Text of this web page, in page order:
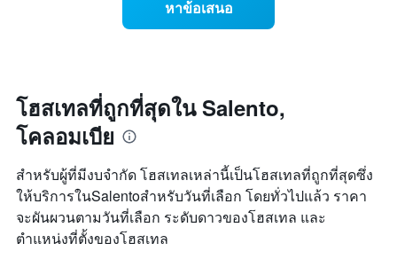
แกน
ดง
เฉลี่ย
ของ
ห้อง
พัก
วัน
ที่
เข้า
พัก
แผนภูมิ
มี
แกน
X
1
หาข้อเสนอ
โฮสเทลที่ถูกที่สุดใน Salento,
โคลอมเบีย
สำหรับผู้ที่มีงบจำกัด โฮสเทลเหล่านี้เป็นโฮสเทลที่ถูกที่สุดซึ่ง
ให้บริการในSalentoสำหรับวันที่เลือก โดยทั่วไปแล้ว ราคา
จะผันผวนตามวันที่เลือก ระดับดาวของโฮสเทล และ
ตำแหน่งที่ตั้งของโฮสเทล